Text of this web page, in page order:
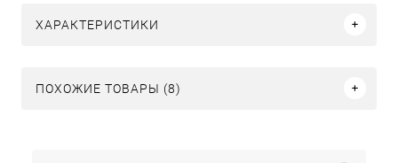
ХАРАКТЕРИСТИКИ
ПОХОЖИЕ ТОВАРЫ (8)